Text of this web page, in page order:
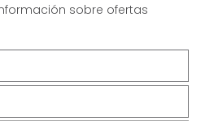
sobre ofertas